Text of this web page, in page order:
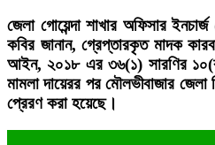
জেলা গোয়েন্দা শাখার অফিসার
কবির জানান, গ্রেপ্তারকৃত মাদক
আইন, ২০১৮ এর ৩৬(১) সারণির ১০(ক)
মামলা দায়েরর পর মৌলভীবাজার জেলা
প্রেরণ করা হয়েছে।